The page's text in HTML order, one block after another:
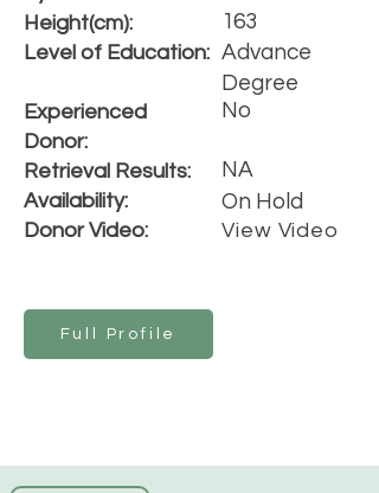
Height(cm):
Level of Education:
Experienced
Donor:
Retrieval Results:
Availability:
Donor Video:
163
Advance
Degree
No
NA
On Hold
View Video
Full Profile